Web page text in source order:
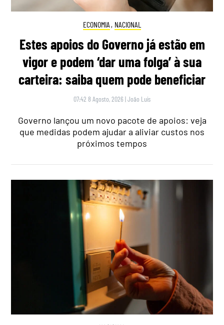
ECONOMIA , NACIONAL
Estes apoios do Governo já estão em
vigor e podem ‘dar uma folga’ à sua
carteira: saiba quem pode beneficiar
07:42 8 Agosto, 2026 |João Luís
Governo lançou um novo pacote de apoios: veja
que medidas podem ajudar a aliviar custos nos
próximos tempos